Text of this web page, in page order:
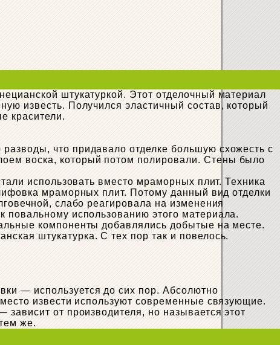
штукатуркой. Этот отделочный материал
известь. Получился эластичный состав, который
красители.
что придавало отделке большую схожесть с
воска, который потом полировали. Стены было
использовать вместо мраморных плит. Техника
мраморных плит. Потому данный вид отделки
слабо реагировала на изменения
повальному использованию этого материала.
компоненты добавлялись добытые на месте.
штукатурка. С тех пор так и повелось.
— используется до сих пор. Абсолютно
извести используют современные связующие.
от производителя, но называется этот
же.